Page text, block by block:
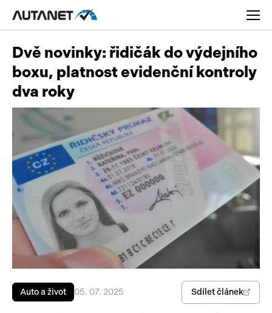
Osobní
Užitková
Nákladní
Obytná
Motorky
Autobusy
Pracovní stroje
Novinky
Rady a tipy
Ojetiny
Auto a život
Dvě novinky: řidičák do výdejního
boxu, platnost evidenční kontroly
dva roky
Auto a život 05. 07. 2025 Sdílet článek